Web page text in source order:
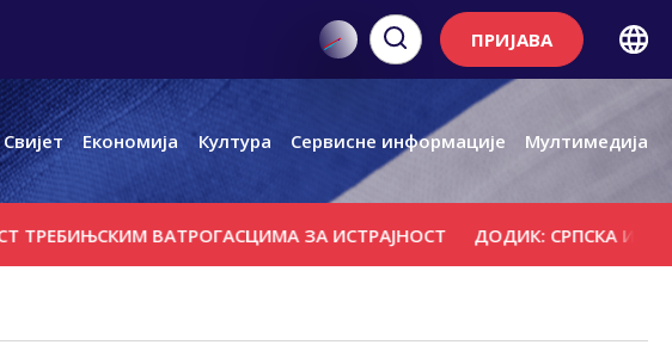
ПРИЈАВА
Свијет Економија Култура Сервисне информације Мултимедија
ВАТРОГАСЦИМА ЗА ИСТРАЈНОСТ ДОДИК: СРПСКА ИМА